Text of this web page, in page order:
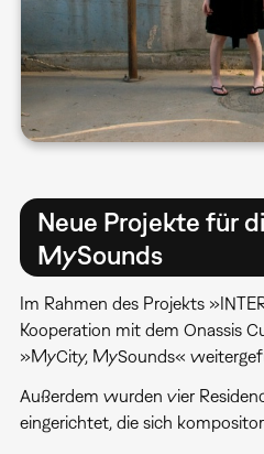
Neue Projekte für
MySounds
Im Rahmen des Projekts
Kooperation mit dem Onassis
»MyCity, MySounds«
Außerdem wurden vier
eingerichtet, die sich